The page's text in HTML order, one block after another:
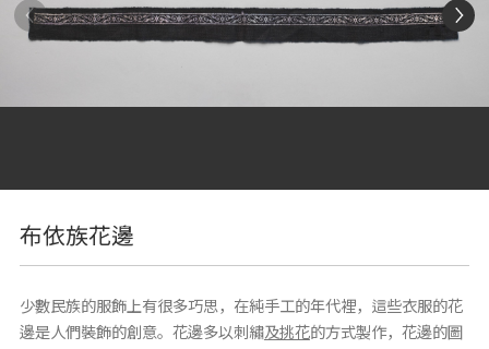
布依族花邊
少數民族的服飾上有很多巧思，在純手工的年代裡，這些衣服的花
邊是人們裝飾的創意。花邊多以刺繡及挑花的方式製作，花邊的圖